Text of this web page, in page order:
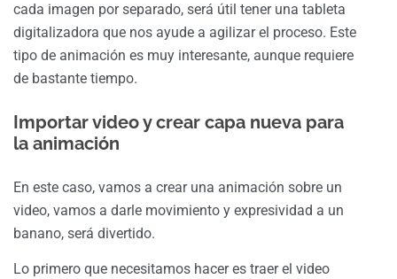
cada imagen por separado, será útil tener una tableta
digitalizadora que nos ayude a agilizar el proceso. Este
tipo de animación es muy interesante, aunque requiere
de bastante tiempo.
Importar video y crear capa nueva para
la animación
En este caso, vamos a crear una animación sobre un
video, vamos a darle movimiento y expresividad a un
banano, será divertido.
Lo primero que necesitamos hacer es traer el video